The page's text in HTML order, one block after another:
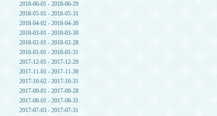
2018-06-01 - 2018-06-29
2018-05-01 - 2018-05-31
2018-04-02 - 2018-04-30
2018-03-01 - 2018-03-30
2018-02-01 - 2018-02-28
2018-01-01 - 2018-01-31
2017-12-01 - 2017-12-29
2017-11-01 - 2017-11-30
2017-10-02 - 2017-10-31
2017-09-01 - 2017-09-28
2017-08-01 - 2017-08-31
2017-07-03 - 2017-07-31